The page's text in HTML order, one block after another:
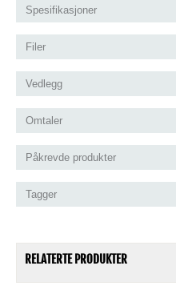
Spesifikasjoner
Filer
Vedlegg
Omtaler
Påkrevde produkter
Tagger
RELATERTE PRODUKTER